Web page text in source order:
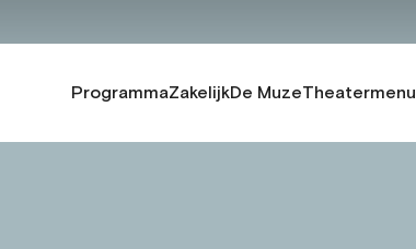
ProgrammaZakelijkDe MuzeTheatermenu